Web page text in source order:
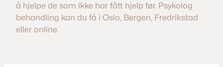
å hjelpe de som ikke har fått hjelp før. Psykolog
behandling kan du få i Oslo, Bergen, Fredrikstad
eller online.